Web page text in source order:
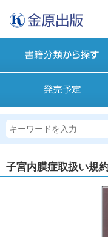
子宮内膜症取扱い規